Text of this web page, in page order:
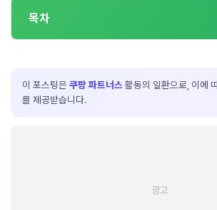
목차
이 포스팅은 쿠팡 파트너스 활동의 일환으로, 이에
를 제공받습니다.